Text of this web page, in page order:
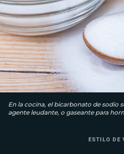
En la cocina, el bicarbonato de sodio
agente leudante, o gaseante para
ESTILO DE